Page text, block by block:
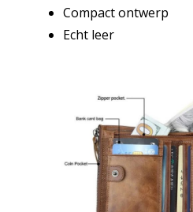
Compact ontwerp
Echt leer